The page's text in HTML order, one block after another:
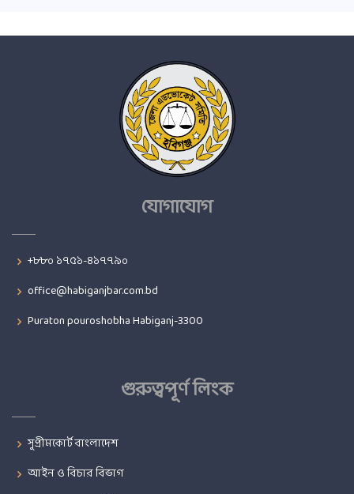
যোগাযোগ
+৮৮০ ১৭৫১-৪১৭৭৯০
office@habiganjbar.com.bd
Puraton pouroshobha Habiganj-3300
গুরুত্বপূর্ণ লিংক
সুপ্রীমকোর্ট বাংলাদেশ
আইন ও বিচার বিভাগ